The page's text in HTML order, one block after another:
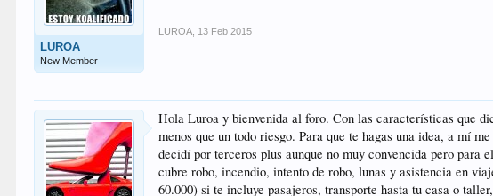
LUROA
New Member
LUROA 13 Feb 2015
Hola Luroa y bienvenida al foro. Con las características que
menos que un todo riesgo. Para que te hagas una idea, a mí
decidí por terceros plus aunque no muy convencida pero para
cubre robo, incendio, intento de robo, lunas y asistencia en
60.000) si te incluye pasajeros, transporte hasta tu casa o